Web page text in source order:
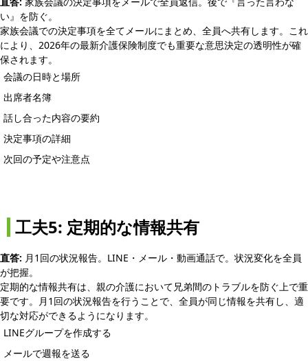
い』を防ぐ。
家族会議での決定事項を全てメールにまとめ、全員へ共有します。これ
により、2026年の最新介護保険制度でも重要な意思決定の透明性が確
保されます。
会議の日時と場所
出席者名簿
話し合った内容の要約
決定事項の詳細
次回の予定や注意点
工夫5: 定期的な情報共有
直答: 月1回の状況報告。LINE・メール・動画通話で。状況変化を全員
が把握。
定期的な情報共有は、親の介護において兄弟間のトラブルを防ぐ上で重
要です。月1回の状況報告を行うことで、全員が同じ情報を共有し、適
切な対応ができるようになります。
LINEグループを作成する
メールで週報を送る